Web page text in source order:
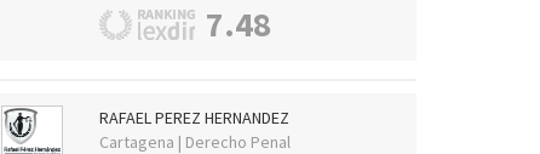
7.48
RAFAEL PEREZ HERNANDEZ
Cartagena | Derecho Penal